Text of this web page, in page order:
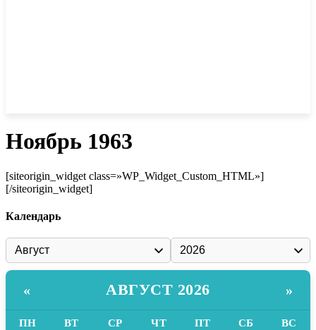
Ноябрь 1963
[siteorigin_widget class=»WP_Widget_Custom_HTML»]
[/siteorigin_widget]
Календарь
« АВГУСТ 2026 »
ПН ВТ СР ЧТ ПТ СБ ВС